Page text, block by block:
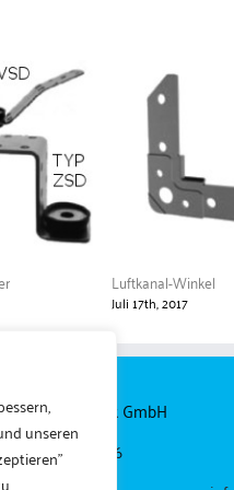
unseren
Luftkanal-Winkel
Juli 17th, 2017
Zubehörtechnik GmbH
44-46